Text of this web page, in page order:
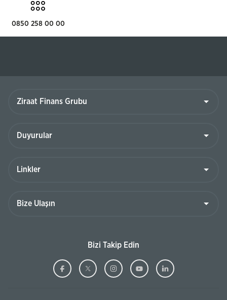
0850 258 00 00
Grubu
Bizi Takip Edin
Ziraat
(BuZiraat
(BuZiraat
(BuZiraat
(BuZiraat
(Bu